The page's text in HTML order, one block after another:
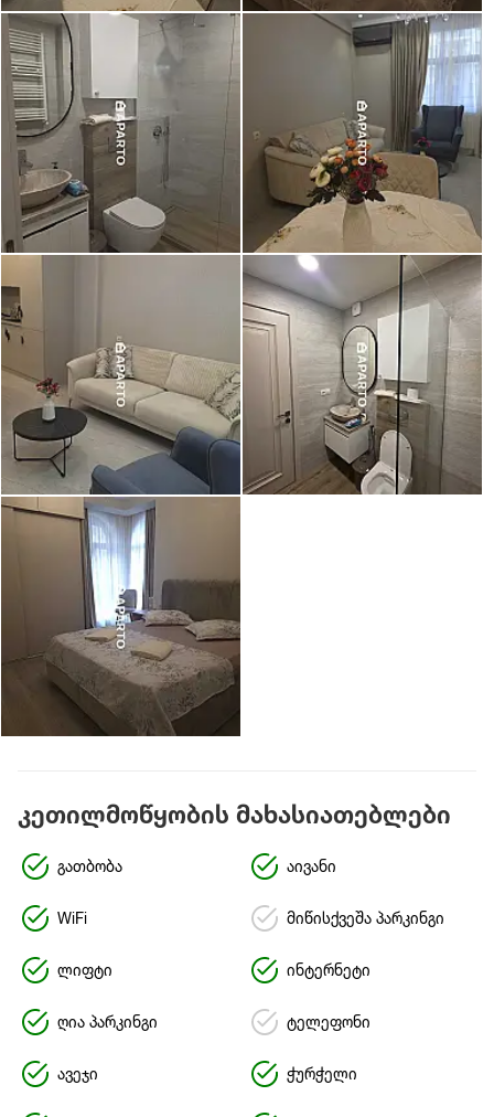
კეთილმოწყობის მახასიათებლები
გათბობა აივანი
WiFi მიწისქვეშა პარკინგი
ლიფტი ინტერნეტი
ღია პარკინგი ტელეფონი
ავეჯი ჭურჭელი